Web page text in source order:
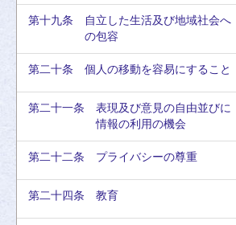
第十九条 自立した生活及び地域社会へ
の包容
第二十条 個人の移動を容易にすること
第二十一条 表現及び意見の自由並びに
情報の利用の機会
第二十二条 プライバシーの尊重
第二十四条 教育